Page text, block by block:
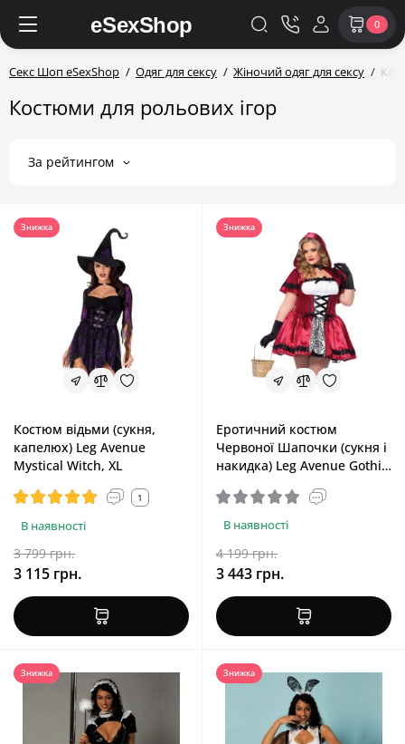
0
Секс Шоп eSexShop Одяг для сексу Жіночий одяг для сексу
Костюми для рольових ігор
За рейтингом
Знижка
Костюм відьми (сукня,
капелюх) Leg Avenue
Mystical Witch, XL
1
В наявності
3 799 грн.
3 115 грн.
Знижка
Еротичний костюм
Червоної Шапочки (сукня і
накидка) Leg Avenue Gothic
В наявності
4 199 грн.
3 443 грн.
Знижка Знижка